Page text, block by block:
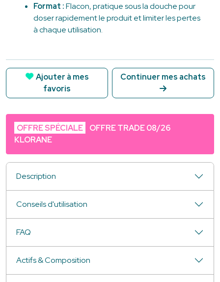
Format :Flacon, pratique sous la douche pour
doser rapidement le produit et limiter les pertes
à chaque utilisation.
Ajouter à mes
favoris
Continuer mes achats
OFFRE SPÉCIALE
OFFRE TRADE 08/26
KLORANE
Description
Conseils d'utilisation
FAQ
Actifs & Composition